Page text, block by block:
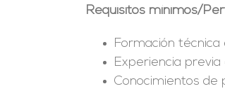
Requisitos mínimos/
Formación técnica
Experiencia previa
Conocimientos de